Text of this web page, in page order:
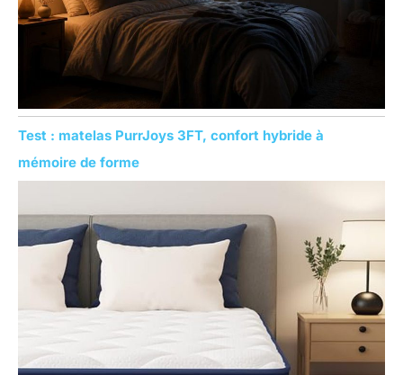
Test : matelas PurrJoys 3FT, confort hybride à
mémoire de forme